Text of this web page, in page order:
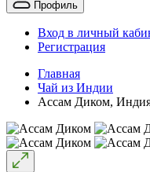
Профиль
Вход в личный
Регистрация
Главная
Чай из Индии
Ассам Диком,